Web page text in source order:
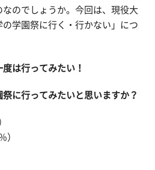
のでしょうか。今回は、現役大
学園祭に行く・行かない」につ
は行ってみたい！
に行ってみたいと思いますか？
）